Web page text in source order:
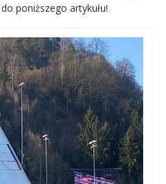
poniższego artykułu!